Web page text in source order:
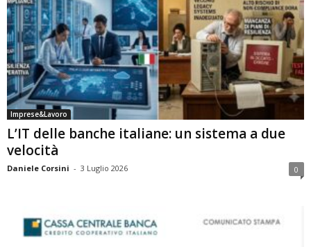
Imprese&Lavoro
L’IT delle banche italiane: un sistema a due
velocità
Daniele Corsini - 3 Luglio 2026 0